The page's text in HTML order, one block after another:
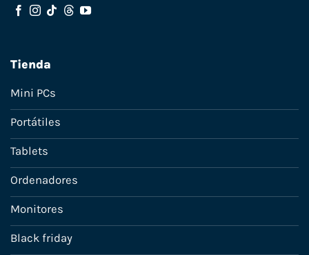
Tienda
Mini PCs
Portátiles
Tablets
Ordenadores
Monitores
Black friday